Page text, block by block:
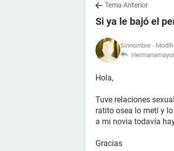
Tema Anterior
Si ya le bajó el
Sinnombre -
Hola,
Tuve relaciones
ratito osea lo metí y
a mi novia todavía
Gracias